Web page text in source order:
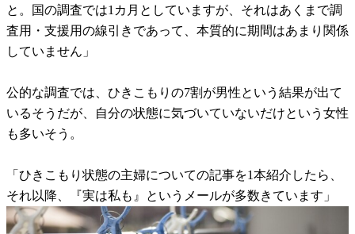
と。国の調査では1カ月としていますが、それはあくまで調
査用・支援用の線引きであって、本質的に期間はあまり関係
していません」
公的な調査では、ひきこもりの7割が男性という結果が出て
いるそうだが、自分の状態に気づいていないだけという女性
も多いそう。
「ひきこもり状態の主婦についての記事を1本紹介したら、
それ以降、『実は私も』というメールが多数きています」